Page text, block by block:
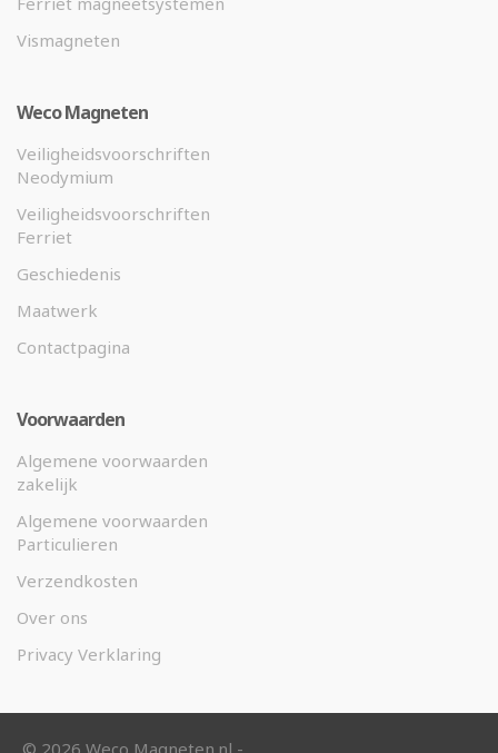
Vismagneten
Weco Magneten
Veiligheidsvoorschriften
Neodymium
Veiligheidsvoorschriften
Ferriet
Geschiedenis
Maatwerk
Contactpagina
Voorwaarden
Algemene voorwaarden
zakelijk
Algemene voorwaarden
Particulieren
Verzendkosten
Over ons
Privacy Verklaring